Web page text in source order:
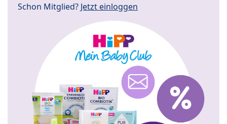
Schon Mitglied? Jetzt einloggen